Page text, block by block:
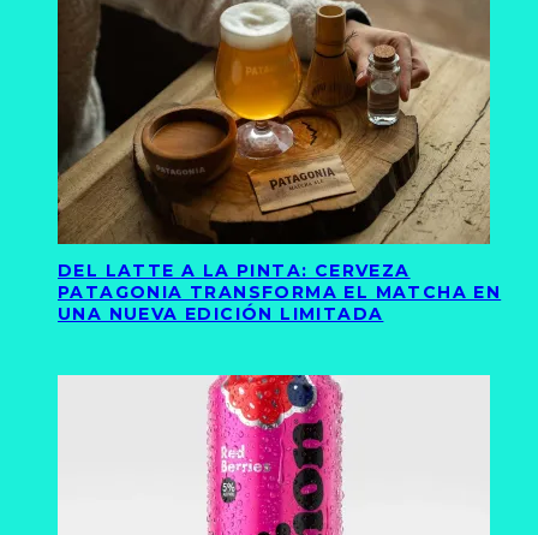
DEL LATTE A LA PINTA: CERVEZA
PATAGONIA TRANSFORMA EL MATCHA EN
UNA NUEVA EDICIÓN LIMITADA